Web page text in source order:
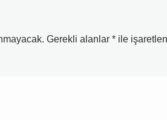
Gerekli alanlar * ile